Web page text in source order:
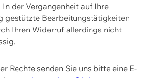
In der Vergangenheit auf Ihre
gestützte Bearbeitungstätigkeiten
Ihren Widerruf allerdings nicht
Rechte senden Sie uns bitte eine E-